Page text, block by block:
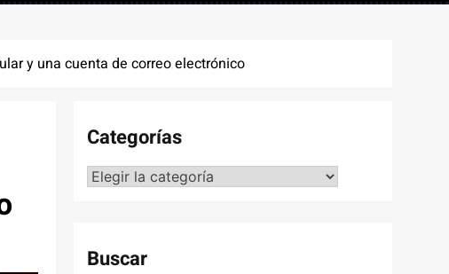
y una cuenta de correo electrónico
Categorías
Categorías
Buscar